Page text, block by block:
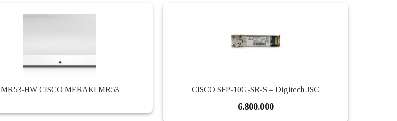
MR53-HW CISCO MERAKI MR53 CISCO SFP-10G-SR-S – Digitech JSC
6.800.000